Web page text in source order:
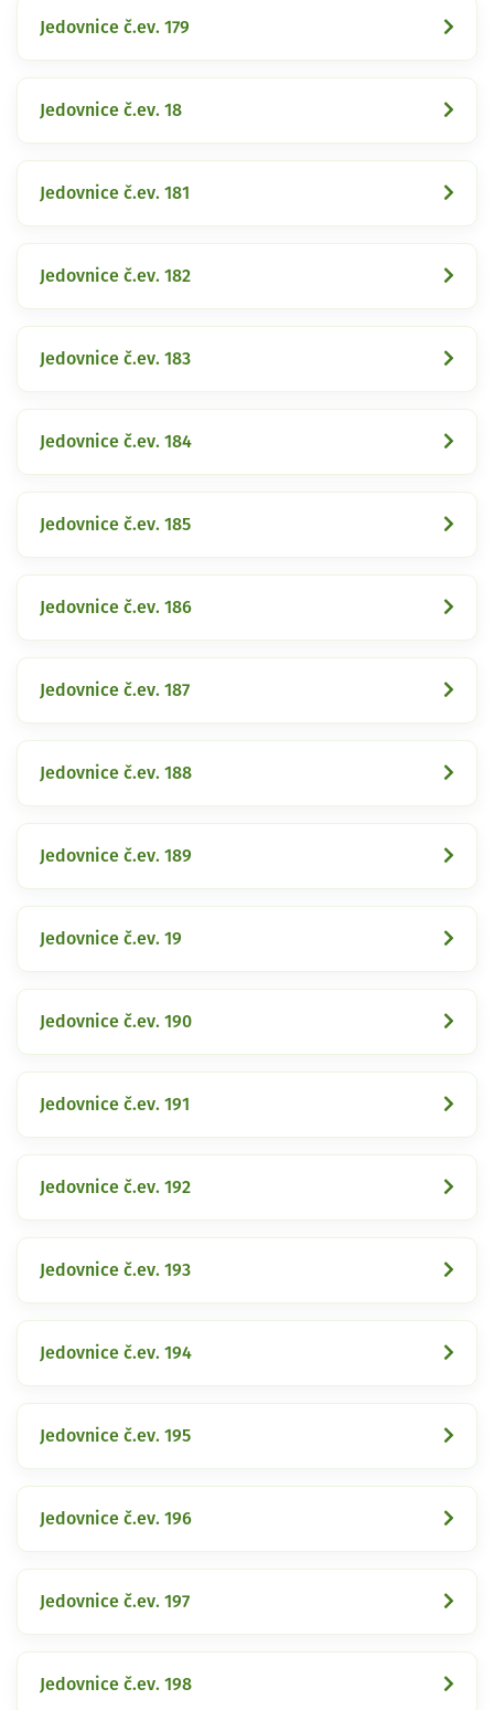
Jedovnice č.ev. 179
Jedovnice č.ev. 18
Jedovnice č.ev. 181
Jedovnice č.ev. 182
Jedovnice č.ev. 183
Jedovnice č.ev. 184
Jedovnice č.ev. 185
Jedovnice č.ev. 186
Jedovnice č.ev. 187
Jedovnice č.ev. 188
Jedovnice č.ev. 189
Jedovnice č.ev. 19
Jedovnice č.ev. 190
Jedovnice č.ev. 191
Jedovnice č.ev. 192
Jedovnice č.ev. 193
Jedovnice č.ev. 194
Jedovnice č.ev. 195
Jedovnice č.ev. 196
Jedovnice č.ev. 197
Jedovnice č.ev. 198